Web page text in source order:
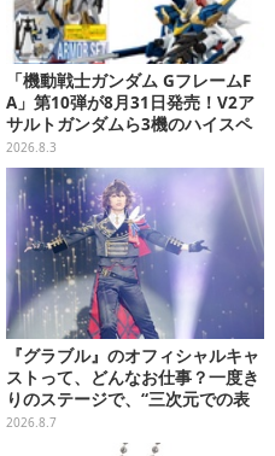
「機動戦士ガンダム GフレームF
A」第10弾が8月31日発売！V2ア
サルトガンダムら3機のハイスペ
ック可動フィギュア
2026.8.3
『グラブル』のオフィシャルキャ
ストって、どんなお仕事？一度き
りのステージで、“三次元での表
現”に全力を懸けるキャスト陣の
舞台裏【インタビュー】
2026.8.7